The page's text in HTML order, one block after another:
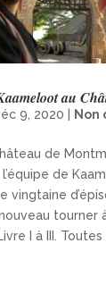
au
9, 2020 Non
de
de
vingtaine
tourner
I à III.